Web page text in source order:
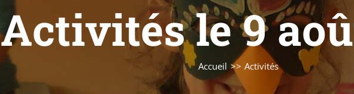
Activités le 9
Accueil Activités